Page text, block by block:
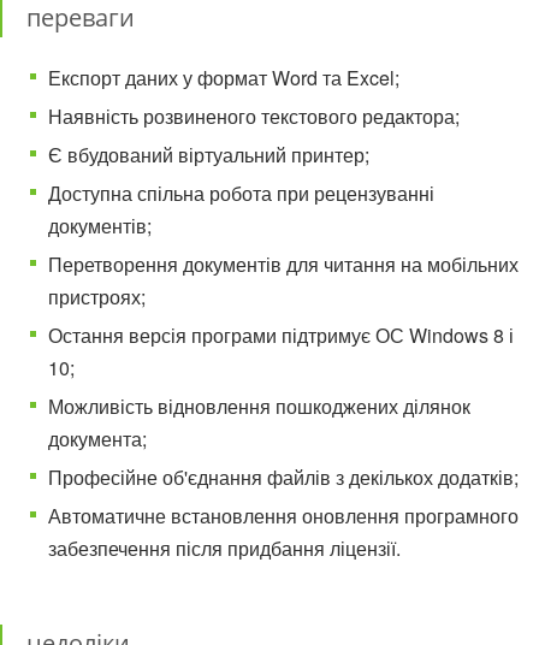
переваги
Експорт даних у формат Word та Excel;
Наявність розвиненого текстового редактора;
Є вбудований віртуальний принтер;
Доступна спільна робота при рецензуванні
документів;
Перетворення документів для читання на мобільних
пристроях;
Остання версія програми підтримує ОС Windows 8 і
10;
Можливість відновлення пошкоджених ділянок
документа;
Професійне об'єднання файлів з декількох додатків;
Автоматичне встановлення оновлення програмного
забезпечення після придбання ліцензії.